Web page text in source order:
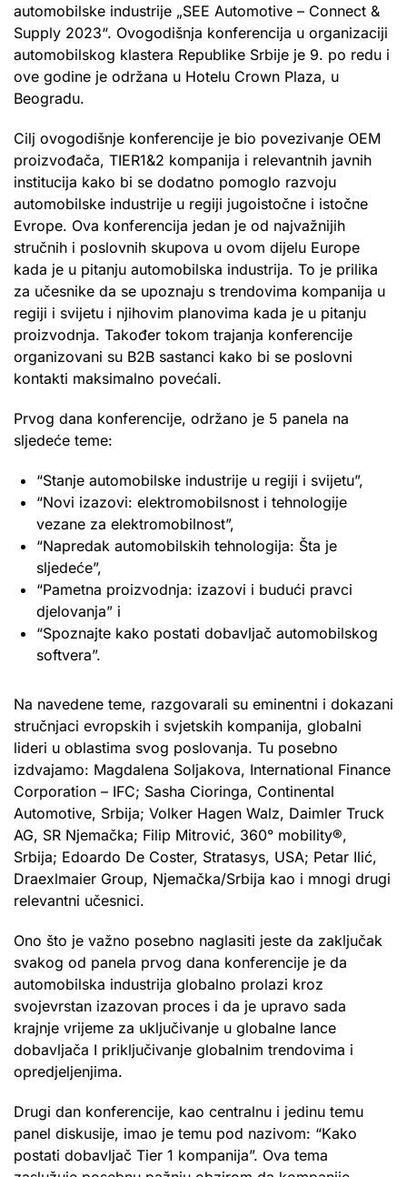
automobilske industrije „SEE Automotive – Connect &
Supply 2023“. Ovogodišnja konferencija u organizaciji
automobilskog klastera Republike Srbije je 9. po redu i
ove godine je održana u Hotelu Crown Plaza, u
Beogradu.
Cilj ovogodišnje konferencije je bio povezivanje OEM
proizvođača, TIER1&2 kompanija i relevantnih javnih
institucija kako bi se dodatno pomoglo razvoju
automobilske industrije u regiji jugoistočne i istočne
Evrope. Ova konferencija jedan je od najvažnijih
stručnih i poslovnih skupova u ovom dijelu Europe
kada je u pitanju automobilska industrija. To je prilika
za učesnike da se upoznaju s trendovima kompanija u
regiji i svijetu i njihovim planovima kada je u pitanju
proizvodnja. Također tokom trajanja konferencije
organizovani su B2B sastanci kako bi se poslovni
kontakti maksimalno povećali.
Prvog dana konferencije, održano je 5 panela na
sljedeće teme:
“Stanje automobilske industrije u regiji i svijetu”,
“Novi izazovi: elektromobilsnost i tehnologije
vezane za elektromobilnost”,
“Napredak automobilskih tehnologija: Šta je
sljedeće”,
“Pametna proizvodnja: izazovi i budući pravci
djelovanja” i
“Spoznajte kako postati dobavljač automobilskog
softvera”.
Na navedene teme, razgovarali su eminentni i dokazani
stručnjaci evropskih i svjetskih kompanija, globalni
lideri u oblastima svog poslovanja. Tu posebno
izdvajamo: Magdalena Soljakova, International Finance
Corporation – IFC; Sasha Cioringa, Continental
Automotive, Srbija; Volker Hagen Walz, Daimler Truck
AG, SR Njemačka; Filip Mitrović, 360° mobility®,
Srbija; Edoardo De Coster, Stratasys, USA; Petar Ilić,
Draexlmaier Group, Njemačka/Srbija kao i mnogi drugi
relevantni učesnici.
Ono što je važno posebno naglasiti jeste da zaključak
svakog od panela prvog dana konferencije je da
automobilska industrija globalno prolazi kroz
svojevrstan izazovan proces i da je upravo sada
krajnje vrijeme za uključivanje u globalne lance
dobavljača I priključivanje globalnim trendovima i
opredjeljenjima.
Drugi dan konferencije, kao centralnu i jedinu temu
panel diskusije, imao je temu pod nazivom: “Kako
postati dobavljač Tier 1 kompanija”. Ova tema